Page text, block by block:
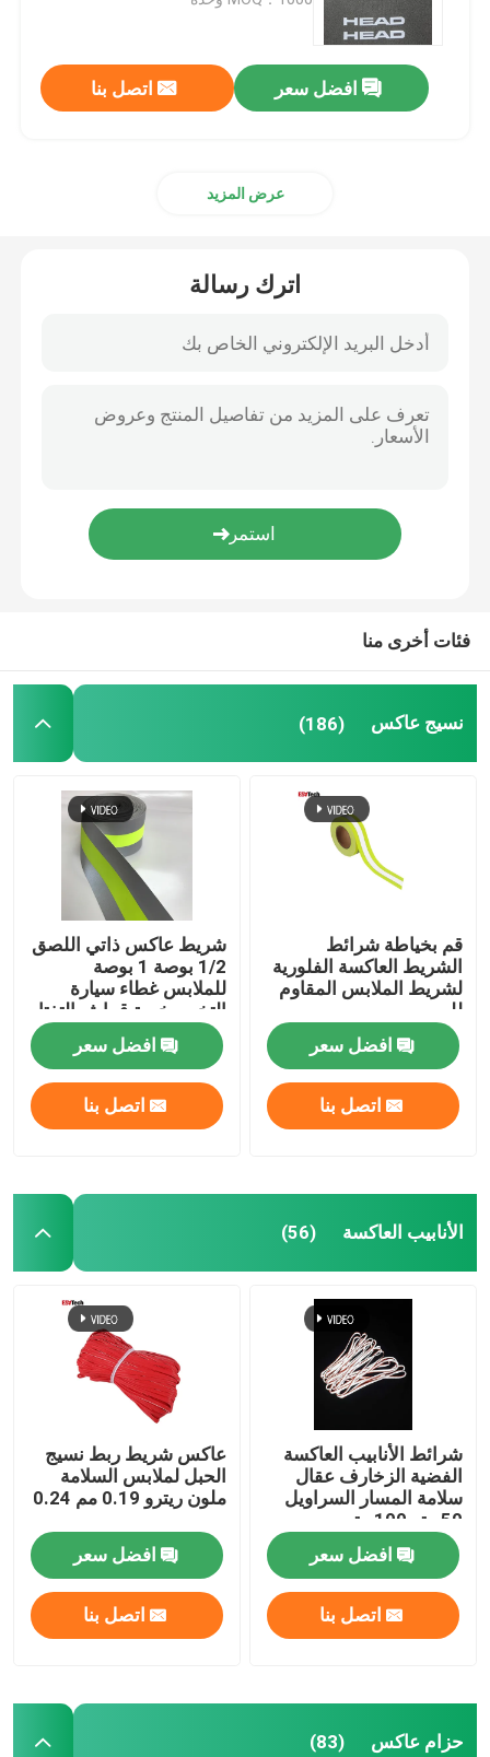
ملصق الملابس
إكسسوارات ملابس العمل
اكسسوارات عاكسة
افضل سعر اتصل بنا
عرض المزيد
اترك رسالة
فئات أخرى منا
نسيج عاكس (186)
قم بخياطة شرائط
الشريط العاكسة الفلورية
لشريط الملابس المقاوم
للهب
افضل سعر
اتصل بنا
شريط عاكس ذاتي اللصق
1/2 بوصة 1 بوصة
للملابس غطاء سيارة
التخييم خيمة قماش التفتا
افضل سعر
اتصل بنا
الأنابيب العاكسة (56)
شرائط الأنابيب العاكسة
الفضية الزخارف عقال
سلامة المسار السراويل
50 متر 100 متر
افضل سعر
اتصل بنا
عاكس شريط ربط نسيج
الحبل لملابس السلامة
ملون ريترو 0.19 مم 0.24
افضل سعر
اتصل بنا
حزام عاكس (83)